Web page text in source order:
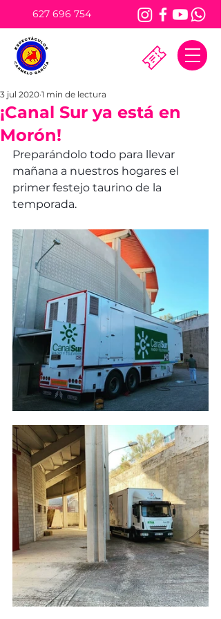
627 696 754
¡Canal Sur ya está en
Morón!
3 jul 2020 1 min de lectura
Preparándolo todo para llevar
mañana a nuestros hogares el
primer festejo taurino de la
temporada.